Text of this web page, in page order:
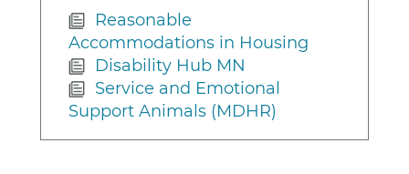
Reasonable
Accommodations in Housing
Disability Hub MN
Service and Emotional
Support Animals (MDHR)